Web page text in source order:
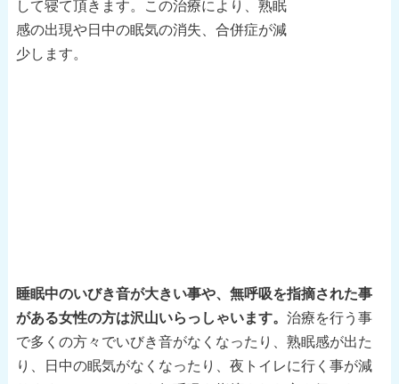
して寝て頂きます。この治療により、熟眠
感の出現や日中の眠気の消失、合併症が減
少します。
睡眠中のいびき音が大きい事や、無呼吸を指摘された事
がある女性の方は沢山いらっしゃいます。 治療を行う事
で多くの方々でいびき音がなくなったり、熟眠感が出た
り、日中の眠気がなくなったり、夜トイレに行く事が減